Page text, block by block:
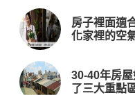
房子裡面適
化家裡的空
30-40年房
了三大重點區